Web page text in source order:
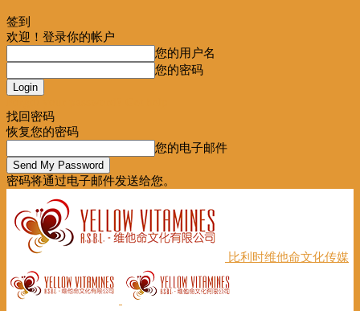
签到
欢迎！登录你的帐户
您的用户名
您的密码
找回密码
恢复您的密码
您的电子邮件
密码将通过电子邮件发送给您。
比利时维他命文化传媒